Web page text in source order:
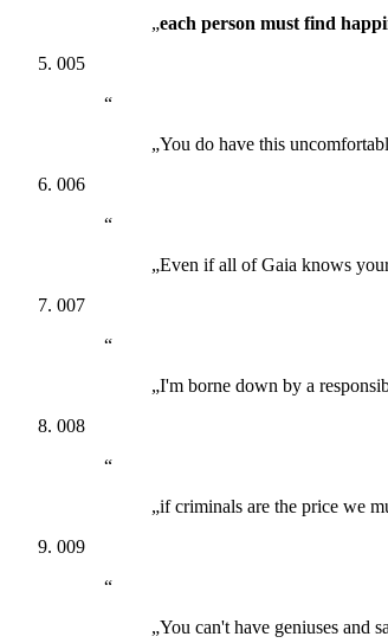
„each person must find
005
“
„You do have this
006
“
„Even if all of Gaia knows
007
“
„I'm borne down by a
008
“
„if criminals are the price we
009
“
„You can't have geniuses and